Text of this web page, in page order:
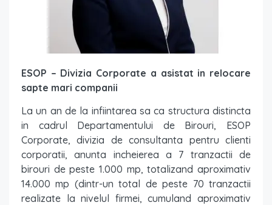
ESOP – Divizia Corporate a asistat in relocare
sapte mari companii
La un an de la infiintarea sa ca structura distincta
in cadrul Departamentului de Birouri, ESOP
Corporate, divizia de consultanta pentru clienti
corporatii, anunta incheierea a 7 tranzactii de
birouri de peste 1.000 mp, totalizand aproximativ
14.000 mp (dintr-un total de peste 70 tranzactii
realizate la nivelul firmei, cumuland aproximativ